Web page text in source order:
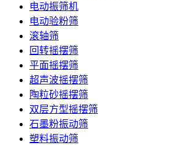
电动振筛机
电动验粉筛
滚轴筛
回转摇摆筛
平面摇摆筛
超声波摇摆筛
陶粒砂摇摆筛
双层方型摇摆筛
石墨粉振动筛
塑料振动筛